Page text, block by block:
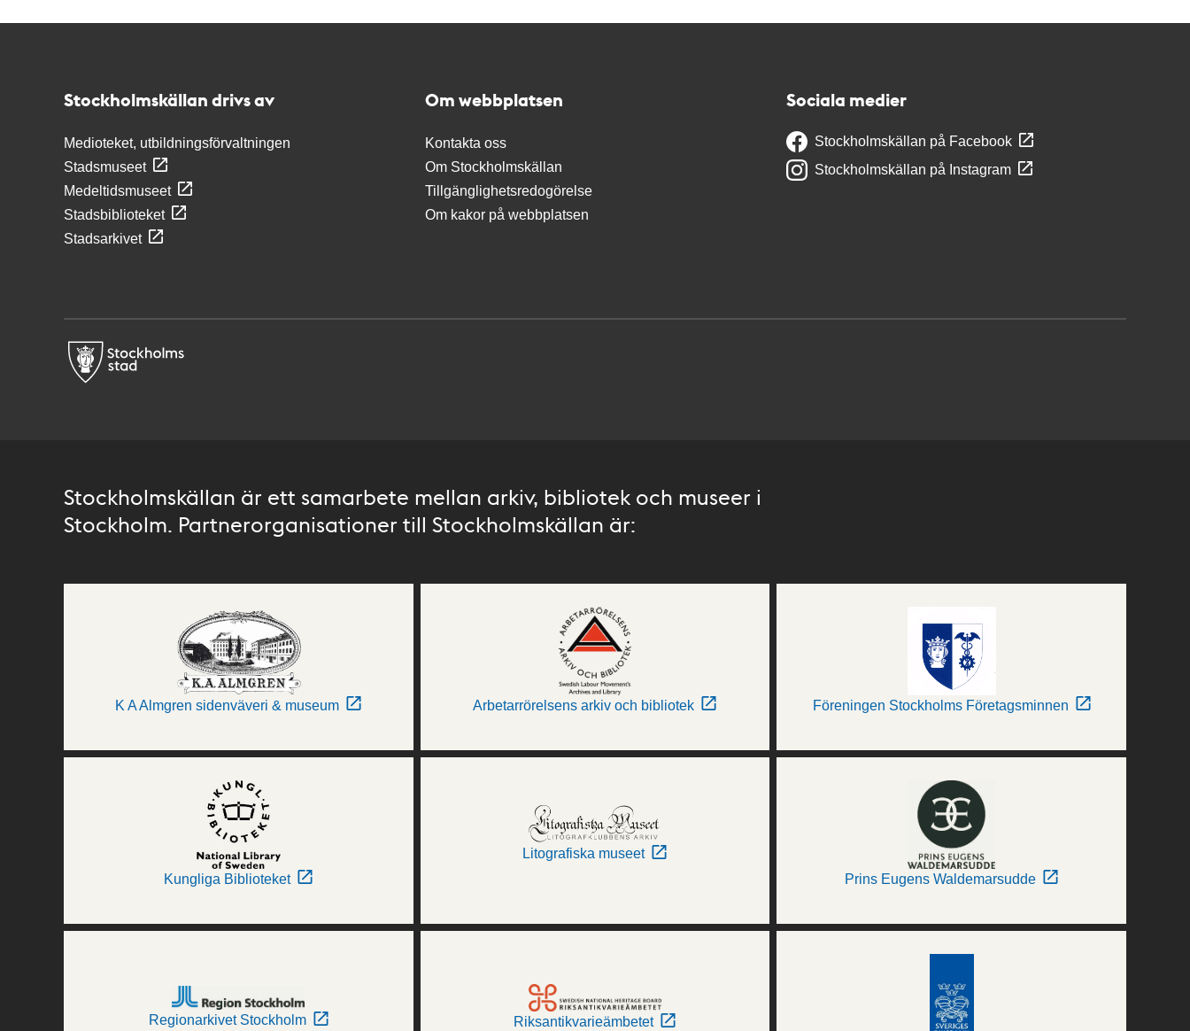
Stockholmskällan drivs av
Medioteket, utbildningsförvaltningen
Stadsmuseet
Medeltidsmuseet
Stadsbiblioteket
Stadsarkivet
Om webbplatsen
Kontakta oss
Om Stockholmskällan
Tillgänglighetsredogörelse
Om kakor på webbplatsen
Sociala medier
Stockholmskällan på Facebook
Stockholmskällan på Instagram
Stockholmskällan är ett samarbete mellan arkiv, bibliotek och museer i
Stockholm. Partnerorganisationer till Stockholmskällan är:
K A Almgren sidenväveri & museum Arbetarrörelsens arkiv och bibliotek Föreningen Stockholms Företagsminnen
Kungliga Biblioteket
Litografiska museet
Prins Eugens Waldemarsudde
Regionarkivet Stockholm Riksantikvarieämbetet